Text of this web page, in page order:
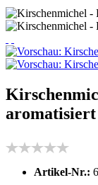
aromatisiert
Artikel-Nr.: